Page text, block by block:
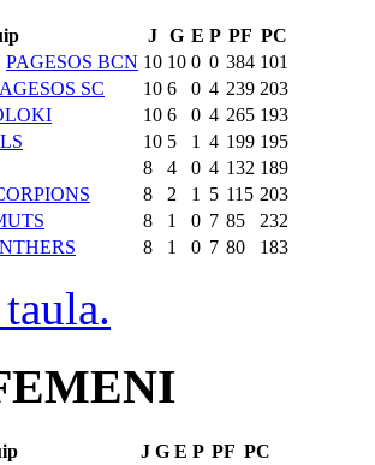
J G E P PF PC
PAGESOS BCN 10 10 0 0 384 101
SC
10 6 0 4 239 203
10 6 0 4 265 193
10 5 1 4 199 195
8 4 0 4 132 189
8 2 1 5 115 203
8 1 0 7 85
232
8 1 0 7 80 183
J G E P PF PC